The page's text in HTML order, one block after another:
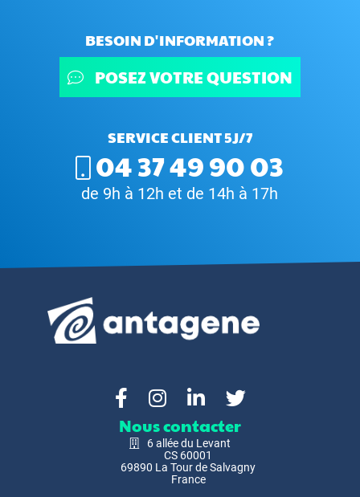
BESOIN D'INFORMATION ?
POSEZ VOTRE QUESTION
SERVICE CLIENT 5J/7
04 37 49 90 03
de 9h à 12h et de 14h à 17h
Nous contacter
6 allée du Levant
CS 60001
69890 La Tour de Salvagny
France